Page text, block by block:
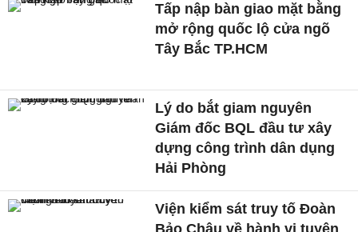
Tấp nập bàn giao mặt bằng
mở rộng quốc lộ cửa ngõ
Tây Bắc TP.HCM
Lý do bắt giam nguyên
Giám đốc BQL đầu tư xây
dựng công trình dân dụng
Hải Phòng
Viện kiểm sát truy tố Đoàn